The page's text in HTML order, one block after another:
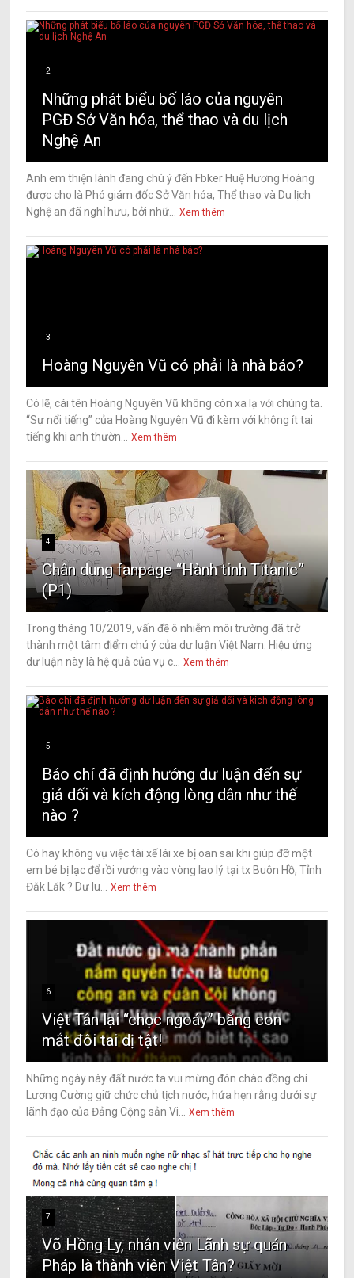
2
Những phát biểu bố láo của nguyên
PGĐ Sở Văn hóa, thể thao và du lịch
Nghệ An
Anh em thiện lành đang chú ý đến Fbker Huệ Hương Hoàng
được cho là Phó giám đốc Sở Văn hóa, Thể thao và Du lịch
Nghệ an đã nghỉ hưu, bởi nhữ...
Xem thêm
3
Hoàng Nguyên Vũ có phải là nhà báo?
Có lẽ, cái tên Hoàng Nguyên Vũ không còn xa lạ với chúng ta.
“Sự nổi tiếng” của Hoàng Nguyên Vũ đi kèm với không ít tai
tiếng khi anh thườn...
Xem thêm
4
Chân dung fanpage “Hành tinh Titanic”
(P1)
Trong tháng 10/2019, vấn đề ô nhiễm môi trường đã trở
thành một tâm điểm chú ý của dư luận Việt Nam. Hiệu ứng
dư luận này là hệ quả của vụ c...
Xem thêm
5
Báo chí đã định hướng dư luận đến sự
giả dối và kích động lòng dân như thế
nào ?
Có hay không vụ việc tài xế lái xe bị oan sai khi giúp đỡ một
em bé bị lạc để rồi vướng vào vòng lao lý tại tx Buôn Hồ, Tỉnh
Đăk Lăk ? Dư lu...
Xem thêm
6
Việt Tân lại “chọc ngoáy” bằng con
mắt đôi tai dị tật!
Những ngày này đất nước ta vui mừng đón chào đồng chí
Lương Cường giữ chức chủ tịch nước, hứa hẹn rằng dưới sự
lãnh đạo của Đảng Cộng sản Vi...
Xem thêm
7
Võ Hồng Ly, nhân viên Lãnh sự quán
Pháp là thành viên Việt Tân?